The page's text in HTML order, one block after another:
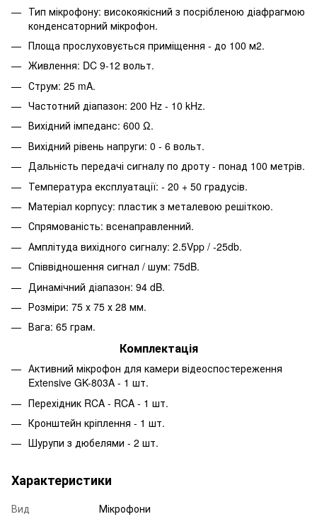
Тип мікрофону: високоякісний з посрібленою діафрагмою
конденсаторний мікрофон.
Площа прослуховується приміщення - до 100 м2.
Живлення: DC 9-12 вольт.
Струм: 25 mA.
Частотний діапазон: 200 Hz - 10 kHz.
Вихідний імпеданс: 600 Ω.
Вихідний рівень напруги: 0 - 6 вольт.
Дальність передачі сигналу по дроту - понад 100 метрів.
Температура експлуатації: - 20 + 50 градусів.
Матеріал корпусу: пластик з металевою решіткою.
Спрямованість: всенаправленний.
Амплітуда вихідного сигналу: 2.5Vpp / -25db.
Співвідношення сигнал / шум: 75dB.
Динамічний діапазон: 94 dB.
Розміри: 75 х 75 х 28 мм.
Вага: 65 грам.
Комплектація
Активний мікрофон для камери відеоспостереження
Extensive GK-803A - 1 шт.
Перехідник RCA - RCA - 1 шт.
Кронштейн кріплення - 1 шт.
Шурупи з дюбелями - 2 шт.
Характеристики
Вид
Мікрофони